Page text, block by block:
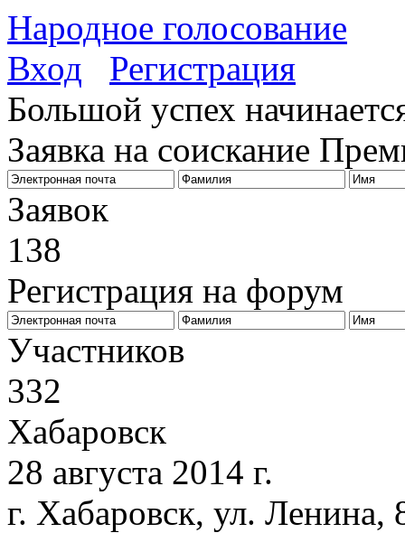
Народное голосование
Вход
Регистрация
Большой успех
Заявка на соискание
Заявок
138
Регистрация на форум
Участников
332
Хабаровск
28 августа 2014 г.
г. Хабаровск, ул. Ленина,